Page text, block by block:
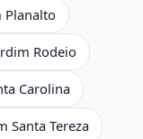
Planalto
Rodeio
Carolina
Santa Tereza